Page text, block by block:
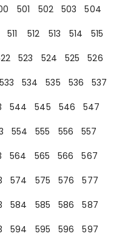
501 502 503
504
511 512 513 514
515
523 524 525
526
533 534 535 536
537
544 545 546
547
554 555 556
557
564 565 566
567
574 575 576
577
584 585 586
587
594 595 596
597